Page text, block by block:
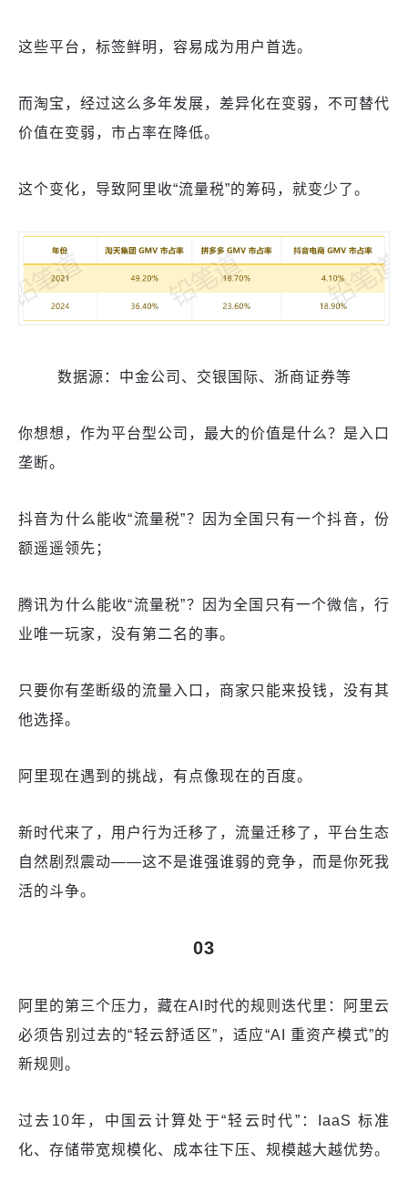
这些平台，标签鲜明，容易成为用户首选。
而淘宝，经过这么多年发展，差异化在变弱，不可替代
价值在变弱，市占率在降低。
这个变化，导致阿里收“流量税”的筹码，就变少了。
数据源：中金公司、交银国际、浙商证券等
你想想，作为平台型公司，最大的价值是什么？是入口
垄断。
抖音为什么能收“流量税”？因为全国只有一个抖音，份
额遥遥领先；
腾讯为什么能收“流量税”？因为全国只有一个微信，行
业唯一玩家，没有第二名的事。
只要你有垄断级的流量入口，商家只能来投钱，没有其
他选择。
阿里现在遇到的挑战，有点像现在的百度。
新时代来了，用户行为迁移了，流量迁移了，平台生态
自然剧烈震动——这不是谁强谁弱的竞争，而是你死我
活的斗争。
03
阿里的第三个压力，藏在AI时代的规则迭代里：阿里云
必须告别过去的“轻云舒适区”，适应“AI 重资产模式”的
新规则。
过去10年，中国云计算处于“轻云时代”：IaaS 标准
化、存储带宽规模化、成本往下压、规模越大越优势。